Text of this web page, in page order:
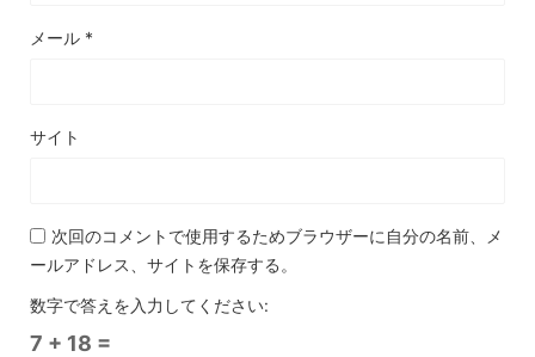
メール *
サイト
次回のコメントで使用するためブラウザーに自分の名前、メ
ールアドレス、サイトを保存する。
数字で答えを入力してください:
7 + 18 =